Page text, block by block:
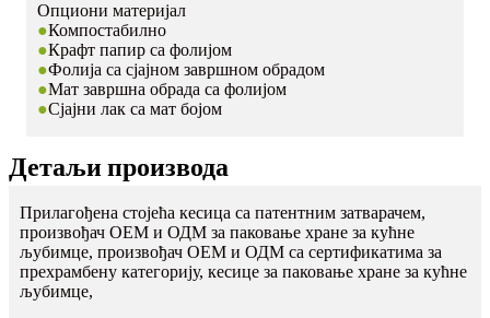
Опциони материјал
●Компостабилно
●Крафт папир са фолијом
●Фолија са сјајном завршном обрадом
●Мат завршна обрада са фолијом
●Сјајни лак са мат бојом
Детаљи производа
Прилагођена стојећа кесица са патентним затварачем,
произвођач ОЕМ и ОДМ за паковање хране за кућне
љубимце, произвођач ОЕМ и ОДМ са сертификатима за
прехрамбену категорију, кесице за паковање хране за кућне
љубимце,